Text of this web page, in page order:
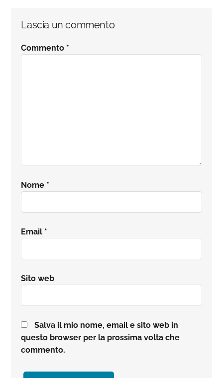
Interazioni
del
Lascia un commento
Commento *
Nome *
Email *
Sito web
Salva il mio nome, email e sito web in
questo browser per la prossima volta che
commento.